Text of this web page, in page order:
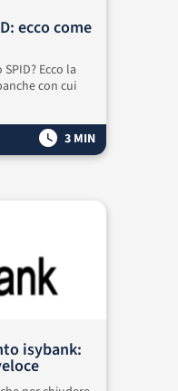
ecco come
Ecco la
con cui
3 MIN
isybank: